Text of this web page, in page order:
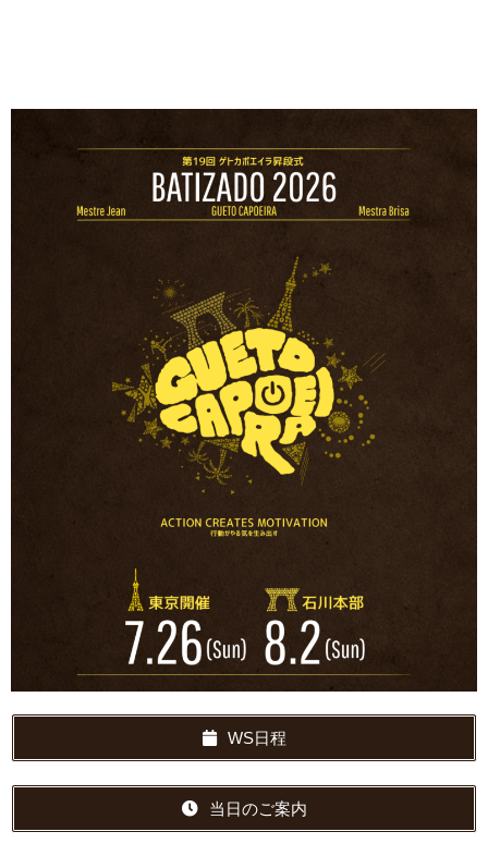
WS日程
当日のご案内